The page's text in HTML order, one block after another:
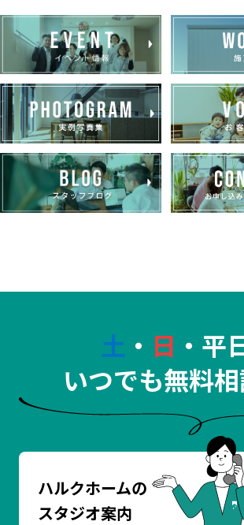
土 ・ 日 ・平
いつでも無料
ハルクホームの
スタジオ案内